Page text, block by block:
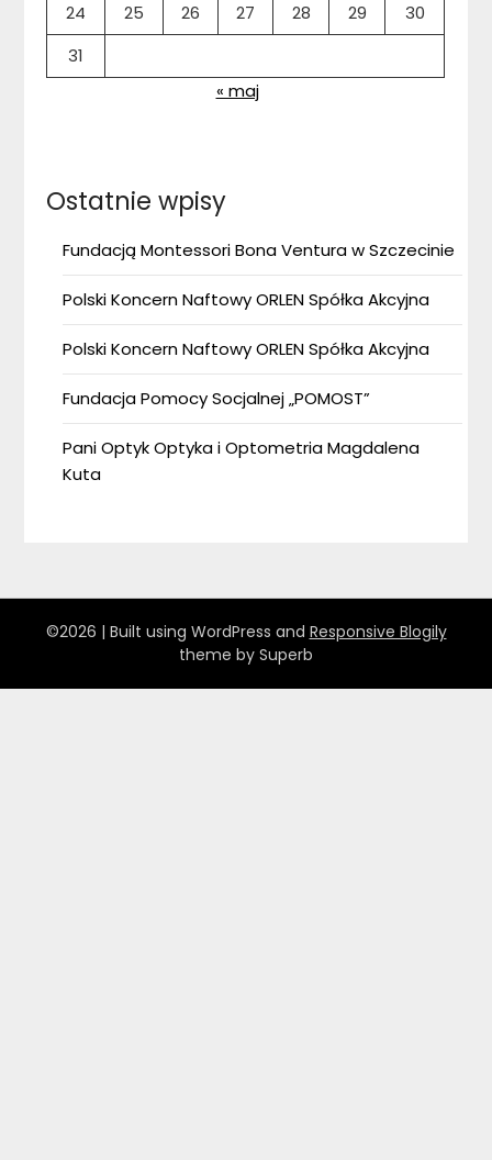
24
25 26 27 28 29
30
31
« maj
Ostatnie wpisy
Fundacją Montessori Bona Ventura w Szczecinie
Polski Koncern Naftowy ORLEN Spółka Akcyjna
Polski Koncern Naftowy ORLEN Spółka Akcyjna
Fundacja Pomocy Socjalnej „POMOST”
Pani Optyk Optyka i Optometria Magdalena
Kuta
©2026 | Built using WordPress and Responsive Blogily
theme by Superb